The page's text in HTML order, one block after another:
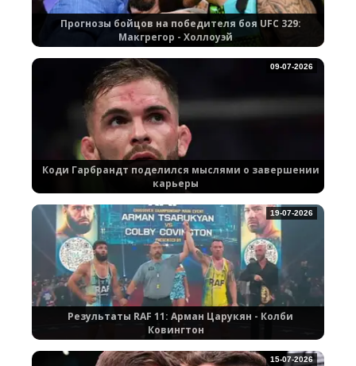
Прогнозы бойцов на победителя боя UFC 329:
Макгрегор - Холлоуэй
Коди Гарбрандт поделился мыслями о завершении
карьеры
09-07-2026
Результаты RAF 11: Арман Царукян - Колби
Ковингтон
19-07-2026
15-07-2026